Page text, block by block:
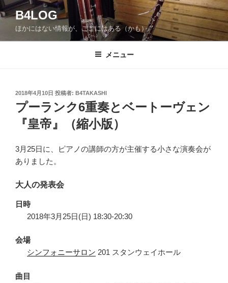
コ
ン
ン
B4LOG
ほかにはない情報が、ここにはある（かも）。
メニュー
投
稿
日:
2018年4月10日 投稿者: B4TAKASHI
プーランク6重奏とベートーヴェン
『皇帝』（縮小版）
3月25日に、ピアノの講師の方が主催する小さな演奏会が
ありました。
大人の発表会
日時
2018年3月25日(日) 18:30-20:30
会場
シンフォニーサロン 201 スタンウェイホール
曲目